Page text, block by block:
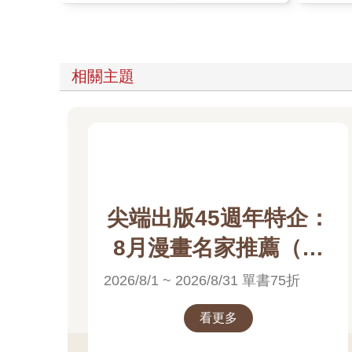
相關主題
尖端出版45週年特企：
8月漫畫名家推薦（高
橋留美子）電子書展
2026/8/1 ~ 2026/8/31 單書75折
看更多